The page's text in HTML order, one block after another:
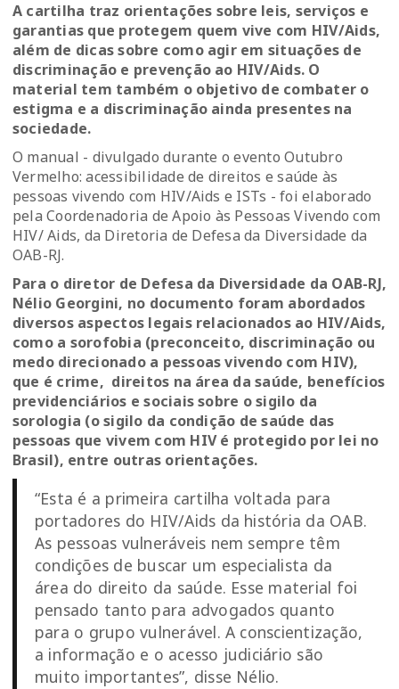
A cartilha traz orientações sobre leis, serviços e
garantias que protegem quem vive com HIV/Aids,
além de dicas sobre como agir em situações de
discriminação e prevenção ao HIV/Aids. O
material tem também o objetivo de combater o
estigma e a discriminação ainda presentes na
sociedade.
O manual - divulgado durante o evento Outubro
Vermelho: acessibilidade de direitos e saúde às
pessoas vivendo com HIV/Aids e ISTs - foi elaborado
pela Coordenadoria de Apoio às Pessoas Vivendo com
HIV/ Aids, da Diretoria de Defesa da Diversidade da
OAB-RJ.
Para o diretor de Defesa da Diversidade da OAB-RJ,
Nélio Georgini, no documento foram abordados
diversos aspectos legais relacionados ao HIV/Aids,
como a sorofobia (preconceito, discriminação ou
medo direcionado a pessoas vivendo com HIV),
que é crime, direitos na área da saúde, benefícios
previdenciários e sociais sobre o sigilo da
sorologia (o sigilo da condição de saúde das
pessoas que vivem com HIV é protegido por lei no
Brasil), entre outras orientações.
“Esta é a primeira cartilha voltada para
portadores do HIV/Aids da história da OAB.
As pessoas vulneráveis nem sempre têm
condições de buscar um especialista da
área do direito da saúde. Esse material foi
pensado tanto para advogados quanto
para o grupo vulnerável. A conscientização,
a informação e o acesso judiciário são
muito importantes”, disse Nélio.